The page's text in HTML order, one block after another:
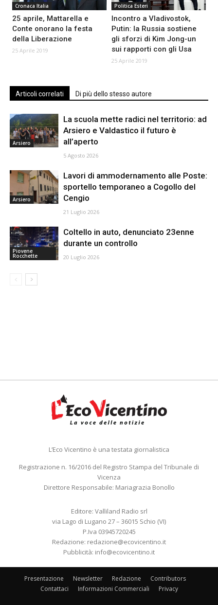
Cronaca Italia
25 aprile, Mattarella e
Conte onorano la festa
della Liberazione
25 Aprile 2019
Politica Esteri
Incontro a Vladivostok,
Putin: la Russia sostiene
gli sforzi di Kim Jong-un
sui rapporti con gli Usa
25 Aprile 2019
Articoli correlati Di più dello stesso autore
Arsiero
La scuola mette radici nel territorio: ad
Arsiero e Valdastico il futuro è
all’aperto
5 Agosto 2026
Arsiero
Lavori di ammodernamento alle Poste:
sportello temporaneo a Cogollo del
Cengio
21 Luglio 2026
Piovene
Rocchette
Coltello in auto, denunciato 23enne
durante un controllo
20 Luglio 2026
L’Eco Vicentino è una testata giornalistica
Registrazione n. 16/2016 del Registro Stampa del Tribunale di
Vicenza
Direttore Responsabile: Mariagrazia Bonollo
Editore: Valliland Radio srl
via Lago di Lugano 27 – 36015 Schio (VI)
P.Iva 03945720245
Redazione: redazione@ecovicentino.it
Pubblicità: info@ecovicentino.it
Presentazione Newsletter Redazione
Contributors
Contattaci
Informazioni Commerciali Privacy